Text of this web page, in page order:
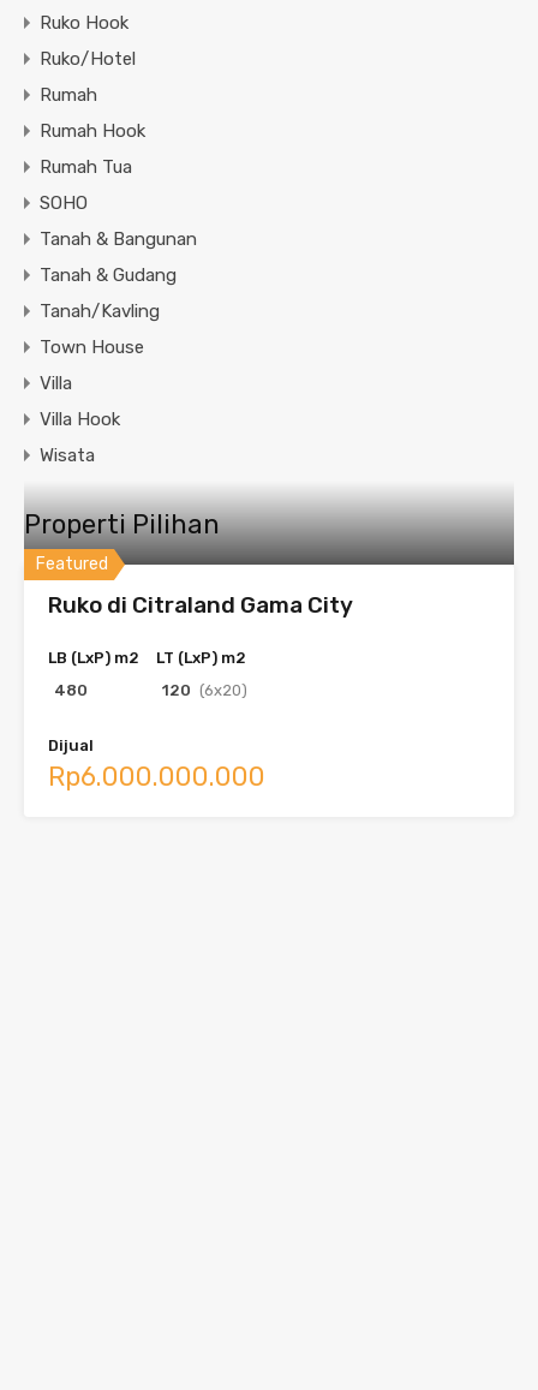
Ruko Hook
Ruko/Hotel
Rumah
Rumah Hook
Rumah Tua
SOHO
Tanah & Bangunan
Tanah & Gudang
Tanah/Kavling
Town House
Villa
Villa Hook
Wisata
Properti Pilihan
Featured
Ruko di Citraland Gama City
LB (LxP) m2
480
LT (LxP) m2
120 (6x20)
Dijual
Rp6.000.000.000